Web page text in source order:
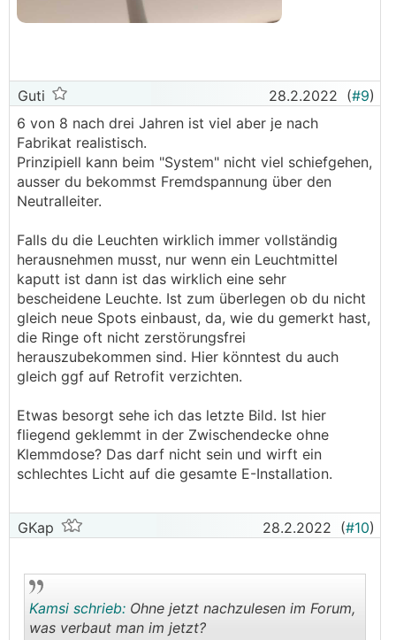
Guti 28.2.2022 (#9)
6 von 8 nach drei Jahren ist viel aber je nach
Fabrikat realistisch.
Prinzipiell kann beim "System" nicht viel schiefgehen,
ausser du bekommst Fremdspannung über den
Neutralleiter.
Falls du die Leuchten wirklich immer vollständig
herausnehmen musst, nur wenn ein Leuchtmittel
kaputt ist dann ist das wirklich eine sehr
bescheidene Leuchte. Ist zum überlegen ob du nicht
gleich neue Spots einbaust, da, wie du gemerkt hast,
die Ringe oft nicht zerstörungsfrei
herauszubekommen sind. Hier könntest du auch
gleich ggf auf Retrofit verzichten.
Etwas besorgt sehe ich das letzte Bild. Ist hier
fliegend geklemmt in der Zwischendecke ohne
Klemmdose? Das darf nicht sein und wirft ein
schlechtes Licht auf die gesamte E-Installation.
GKap 28.2.2022 (#10)
Kamsi schrieb: Ohne jetzt nachzulesen im Forum,
was verbaut man im jetzt?